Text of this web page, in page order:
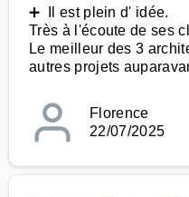
➕ Il est plein d' idée.
Très à l'écoute de ses
Le meilleur des 3
autres projets
Florence
22/07/2025